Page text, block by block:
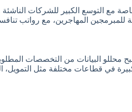
مع التوسع الكبير للشركات الناشئة
للمبرمجين المهاجرين، مع رواتب
محللو البيانات من التخصصات
في قطاعات مختلفة مثل التمويل،